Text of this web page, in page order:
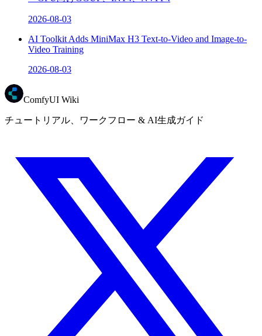
2026-08-03
AI Toolkit Adds MiniMax H3 Text-to-Video and Image-to-
Video Training
2026-08-03
ComfyUI Wiki
チュートリアル、ワークフロー & AI生成ガイド